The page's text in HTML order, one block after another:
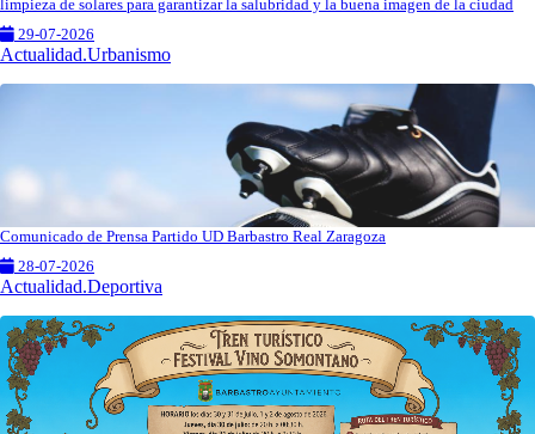
limpieza de solares para garantizar la salubridad y la buena imagen de la ciudad
29-07-2026
Actualidad.Urbanismo
Comunicado de Prensa Partido UD Barbastro Real Zaragoza
28-07-2026
Actualidad.Deportiva